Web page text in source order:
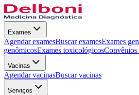
Exames
Agendar examesBuscar examesExames
genômicosExames toxicológicosConvênios
Vacinas
Agendar vacinasBuscar vacinas
Serviços